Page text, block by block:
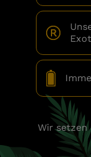
Wir setzen